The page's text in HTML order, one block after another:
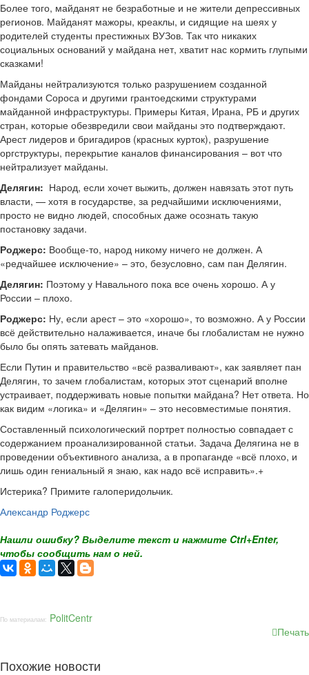
Более того, майданят не безработные и не жители депрессивных
регионов. Майданят мажоры, креаклы, и сидящие на шеях у
родителей студенты престижных ВУЗов. Так что никаких
социальных оснований у майдана нет, хватит нас кормить глупыми
сказками!
Майданы нейтрализуются только разрушением созданной
фондами Сороса и другими грантоедскими структурами
майданной инфраструктуры. Примеры Китая, Ирана, РБ и других
стран, которые обезвредили свои майданы это подтверждают.
Арест лидеров и бригадиров (красных курток), разрушение
оргструктуры, перекрытие каналов финансирования – вот что
нейтрализует майданы.
Делягин: Народ, если хочет выжить, должен навязать этот путь
власти, — хотя в государстве, за редчайшими исключениями,
просто не видно людей, способных даже осознать такую
постановку задачи.
Роджерс: Вообще-то, народ никому ничего не должен. А
«редчайшее исключение» – это, безусловно, сам пан Делягин.
Делягин: Поэтому у Навального пока все очень хорошо. А у
России – плохо.
Роджерс: Ну, если арест – это «хорошо», то возможно. А у России
всё действительно налаживается, иначе бы глобалистам не нужно
было бы опять затевать майданов.
Если Путин и правительство «всё разваливают», как заявляет пан
Делягин, то зачем глобалистам, которых этот сценарий вполне
устраивает, поддерживать новые попытки майдана? Нет ответа. Но
как видим «логика» и «Делягин» – это несовместимые понятия.
Составленный психологический портрет полностью совпадает с
содержанием проанализированной статьи. Задача Делягина не в
проведении объективного анализа, а в пропаганде «всё плохо, и
лишь один гениальный я знаю, как надо всё исправить».+
Истерика? Примите галоперидольчик.
Александр Роджерс
Нашли ошибку? Выделите текст и нажмите Ctrl+Enter,
чтобы сообщить нам о ней.
По материалам: PolitCentr
Печать
Похожие новости